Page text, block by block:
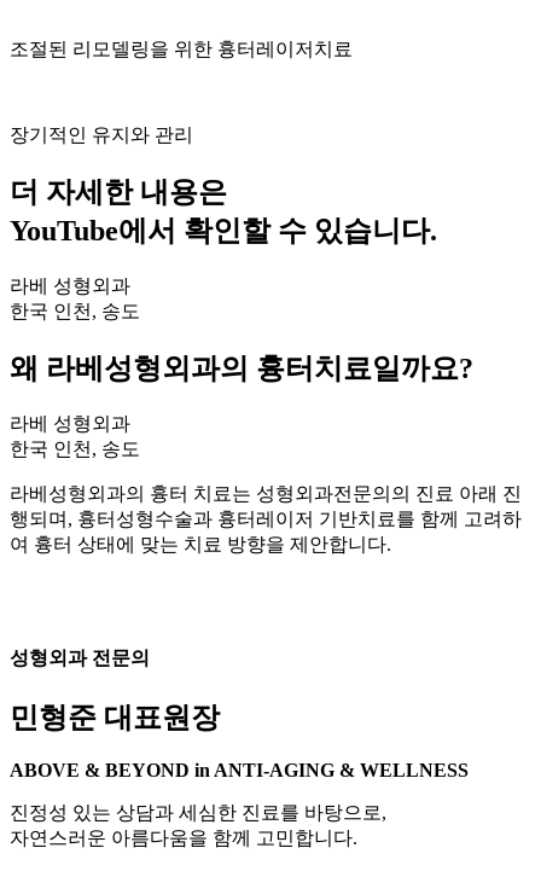
조절된 리모델링을 위한 흉터레이저치료
장기적인 유지와 관리
더 자세한 내용은
YouTube에서 확인할 수 있습니다.
라베 성형외과
한국 인천, 송도
왜 라베성형외과의 흉터치료일까요?
라베 성형외과
한국 인천, 송도
라베성형외과의 흉터 치료는 성형외과전문의의 진료 아래 진
행되며, 흉터성형수술과 흉터레이저 기반치료를 함께 고려하
여 흉터 상태에 맞는 치료 방향을 제안합니다.
성형외과 전문의
민형준 대표원장
ABOVE & BEYOND in ANTI-AGING & WELLNESS
진정성 있는 상담과 세심한 진료를 바탕으로,
자연스러운 아름다움을 함께 고민합니다.